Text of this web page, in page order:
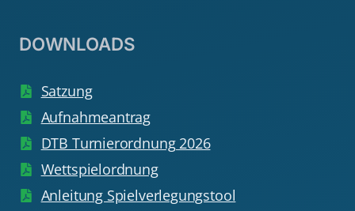
DOWNLOADS
Satzung
Aufnahmeantrag
DTB Turnierordnung 2026
Wettspielordnung
Anleitung Spielverlegungstool